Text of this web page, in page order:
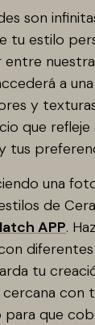
son
tu estilo
entre
a
y
que
tus
una
de
APP.
tu
cercana con
para que